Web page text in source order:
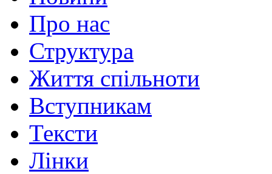
Про нас
Структура
Життя спільноти
Вступникам
Тексти
Лінки